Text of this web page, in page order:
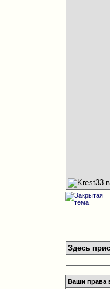
Здесь
Ваши права